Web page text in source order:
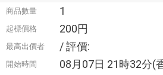
商品數量 1
起標價格 200円
最高出價者 / 評價:
開始時間 08月07日 21時32分(